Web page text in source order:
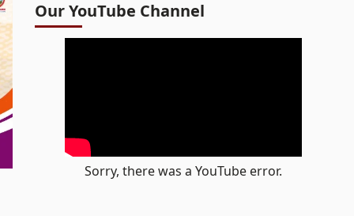
Our YouTube Channel
Sorry, there was a YouTube error.